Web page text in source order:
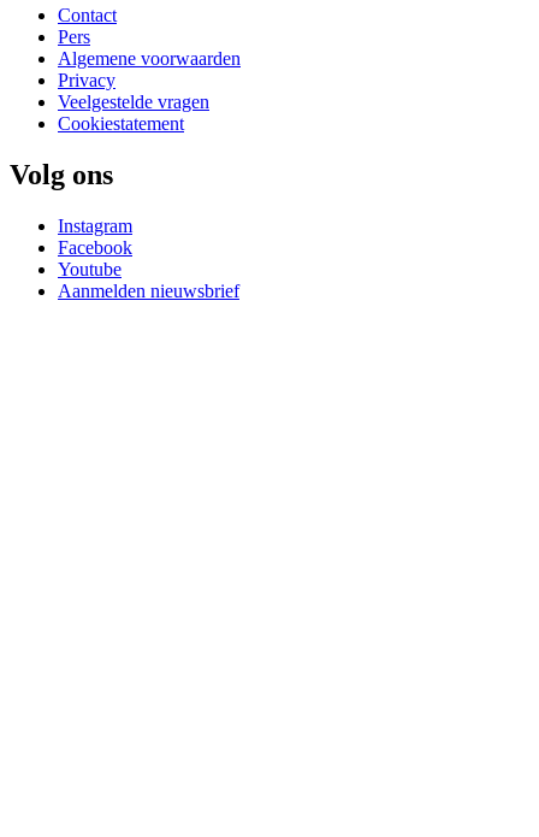
Contact
Pers
Algemene voorwaarden
Privacy
Veelgestelde vragen
Cookiestatement
Volg ons
Instagram
Facebook
Youtube
Aanmelden nieuwsbrief